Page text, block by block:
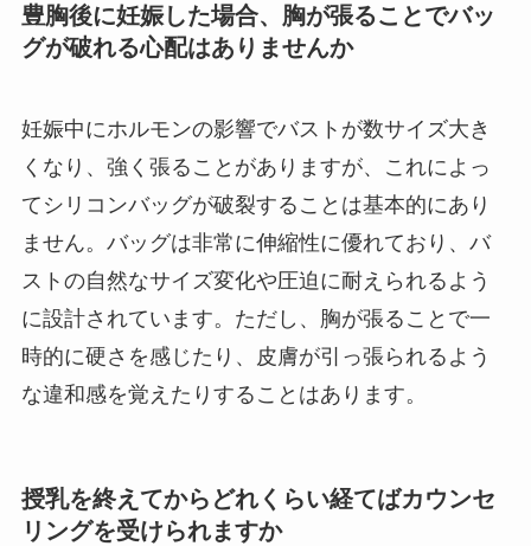
豊胸後に妊娠した場合、胸が張ることでバッ
グが破れる心配はありませんか
妊娠中にホルモンの影響でバストが数サイズ大き
くなり、強く張ることがありますが、これによっ
てシリコンバッグが破裂することは基本的にあり
ません。バッグは非常に伸縮性に優れており、バ
ストの自然なサイズ変化や圧迫に耐えられるよう
に設計されています。ただし、胸が張ることで一
時的に硬さを感じたり、皮膚が引っ張られるよう
な違和感を覚えたりすることはあります。
授乳を終えてからどれくらい経てばカウンセ
リングを受けられますか